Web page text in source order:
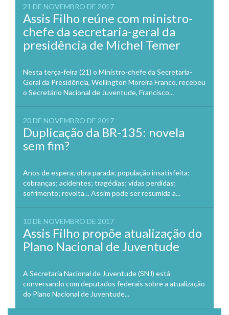
21 DE NOVEMBRO DE 2017
Assis Filho reúne com ministro-
chefe da secretaria-geral da
presidência de Michel Temer
Nesta terça-feira (21) o Ministro-chefe da Secretaria-
Geral da Presidência, Wellington Moreira Franco, recebeu
o Secretário Nacional de Juventude, Francisco...
20 DE NOVEMBRO DE 2017
Duplicação da BR-135: novela
sem fim?
Anos de espera; obra parada; população insatisfeita;
cobranças; acidentes; tragédias; vidas perdidas;
sofrimento; revolta… Assim pode ser resumida a...
10 DE NOVEMBRO DE 2017
Assis Filho propõe atualização do
Plano Nacional de Juventude
A Secretaria Nacional de Juventude (SNJ) está
conversando com deputados federais sobre a atualização
do Plano Nacional de Juventude...